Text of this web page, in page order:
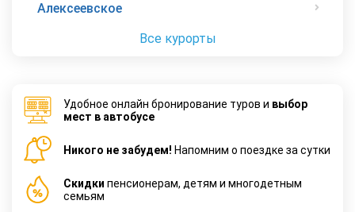
Алексеевское
Все курорты
Удобное онлайн бронирование туров и выбор
мест в автобусе
Никого не забудем! Напомним о поездке за сутки
Cкидки пенсионерам, детям и многодетным
семьям